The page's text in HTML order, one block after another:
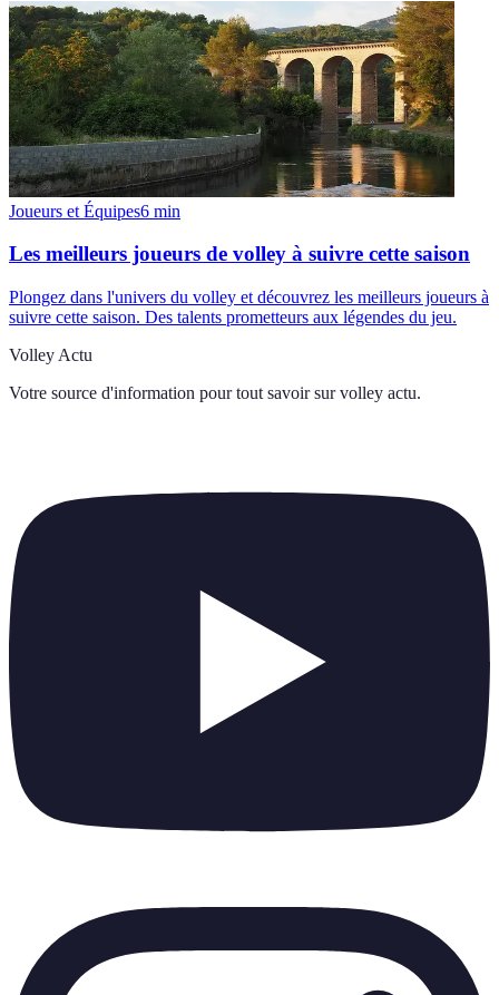
Joueurs et Équipes6 min
Les meilleurs joueurs de volley à suivre cette saison
Plongez dans l'univers du volley et découvrez les meilleurs joueurs à
suivre cette saison. Des talents prometteurs aux légendes du jeu.
Volley Actu
Votre source d'information pour tout savoir sur volley actu.